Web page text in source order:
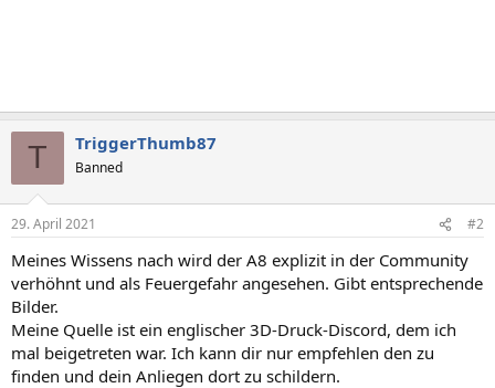
T TriggerThumb87
Banned
29. April 2021 #2
Meines Wissens nach wird der A8 explizit in der Community
verhöhnt und als Feuergefahr angesehen. Gibt entsprechende
Bilder.
Meine Quelle ist ein englischer 3D-Druck-Discord, dem ich
mal beigetreten war. Ich kann dir nur empfehlen den zu
finden und dein Anliegen dort zu schildern.